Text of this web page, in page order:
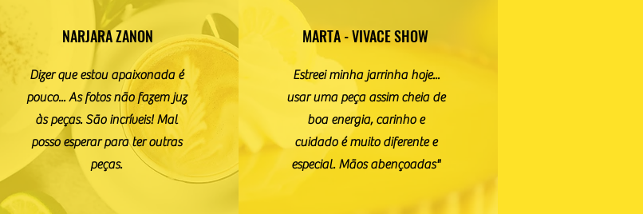
NARJARA ZANON
Dizer que estou apaixonada é
pouco... As fotos não fazem juz
às peças. São incríveis! Mal
posso esperar para ter outras
peças.
MARTA - VIVACE SHOW
Estreei minha jarrinha hoje...
usar uma peça assim cheia de
boa energia, carinho e
cuidado é muito diferente e
especial. Mãos abençoadas"